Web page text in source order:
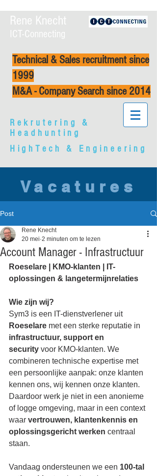
Rene Knecht
ICT-Connecting
Technical & Sales recruitment since
1999
M&A - Company Search since 2014
Rekrutering &
Headhunting
HighTech & Engineering
Vacatures
Post
Account Manager - Infrastructuur
Rene Knecht
20 mei 2 minuten om te lezen
Roeselare | KMO-klanten | IT-
oplossingen & langetermijnrelaties
Wie zijn wij?
Sym3 is een IT-dienstverlener uit
Roeselare met een sterke reputatie in
infrastructuur, support en
security voor KMO-klanten. We
combineren technische expertise met
een persoonlijke aanpak: onze klanten
kennen ons, wij kennen onze klanten.
Daardoor werk je niet in een anonieme
of logge omgeving, maar in een context
waar vertrouwen, klantenkennis en
oplossingsgericht werken centraal
staan.
Vandaag ondersteunen we een 100-tal